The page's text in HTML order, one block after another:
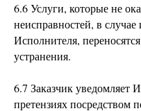
6.6 Услуги, которые не
неисправностей, в
Исполнителя,
устранения.
6.7 Заказчик уведомляет
претензиях посредством